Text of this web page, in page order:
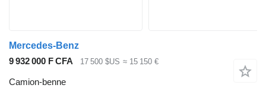
Mercedes-Benz
9 932 000 F CFA
17 500 $US ≈ 15 150 €
Camion-benne